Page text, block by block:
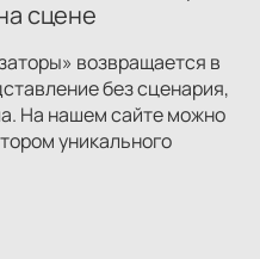
сцене
возвращается в
без сценария,
На нашем сайте можно
уникального